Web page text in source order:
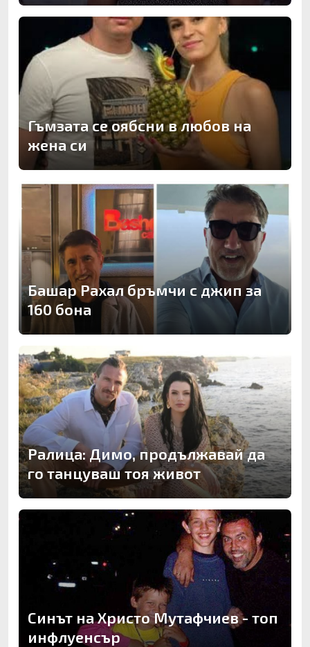
Гъмзата се оябсни в любов на
жена си
Башар Рахал бръмчи с джип за
160 бона
Ралица: Димо, продължавай да
го танцуваш тоя живот
Синът на Христо Мутафчиев - топ
инфлуенсър